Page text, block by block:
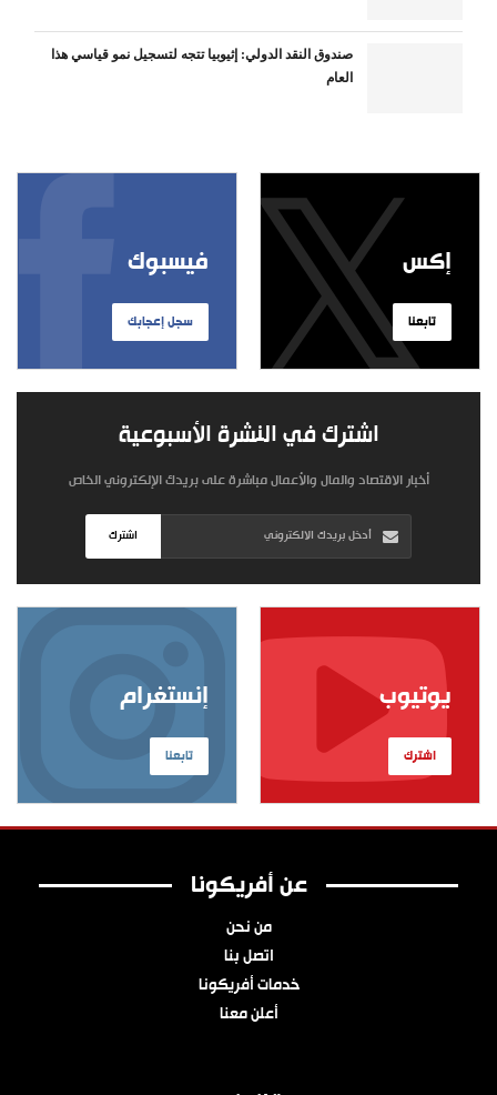
صندوق النقد الدولي: إثيوبيا تتجه لتسجيل نمو قياسي هذا
العام
فيسبوك
سجل إعجابك
إكس
تابعنا
اشترك في النشرة الأسبوعية
أخبار الاقتصاد والمال والأعمال مباشرة على بريدك الإلكتروني الخاص
اشترك
إنستغرام
تابعنا
يوتيوب
اشترك
عن أفريكونا
من نحن
اتصل بنا
خدمات أفريكونا
أعلن معنا